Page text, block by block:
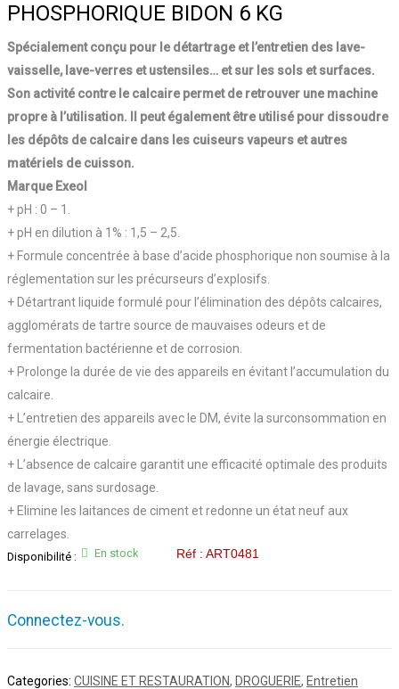
PHOSPHORIQUE BIDON 6 KG
Spécialement conçu pour le détartrage et l’entretien des lave-
vaisselle, lave-verres et ustensiles… et sur les sols et surfaces.
Son activité contre le calcaire permet de retrouver une machine
propre à l’utilisation. Il peut également être utilisé pour dissoudre
les dépôts de calcaire dans les cuiseurs vapeurs et autres
matériels de cuisson.
Marque Exeol
+ pH : 0 – 1.
+ pH en dilution à 1% : 1,5 – 2,5.
+ Formule concentrée à base d’acide phosphorique non soumise à la
réglementation sur les précurseurs d’explosifs.
+ Détartrant liquide formulé pour l’élimination des dépôts calcaires,
agglomérats de tartre source de mauvaises odeurs et de
fermentation bactérienne et de corrosion.
+ Prolonge la durée de vie des appareils en évitant l’accumulation du
calcaire.
+ L’entretien des appareils avec le DM, évite la surconsommation en
énergie électrique.
+ L’absence de calcaire garantit une efficacité optimale des produits
de lavage, sans surdosage.
+ Elimine les laitances de ciment et redonne un état neuf aux
carrelages.
Disponibilité : En stock Réf : ART0481
Connectez-vous.
Categories: CUISINE ET RESTAURATION, DROGUERIE, Entretien